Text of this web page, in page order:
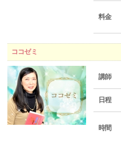
料金
ココゼミ
講師
日程
時間